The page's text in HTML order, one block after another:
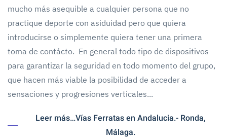
mucho más asequible a cualquier persona que no
practique deporte con asiduidad pero que quiera
introducirse o simplemente quiera tener una primera
toma de contácto. En general todo tipo de dispositivos
para garantizar la seguridad en todo momento del grupo,
que hacen más viable la posibilidad de acceder a
sensaciones y progresiones verticales...
Leer más…Vías Ferratas en Andalucia.- Ronda,
Málaga.